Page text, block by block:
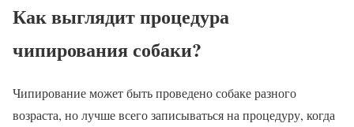
Как выглядит процедура
чипирования собаки?
Чипирование может быть проведено собаке разного
возраста, но лучше всего записываться на процедуру, когда